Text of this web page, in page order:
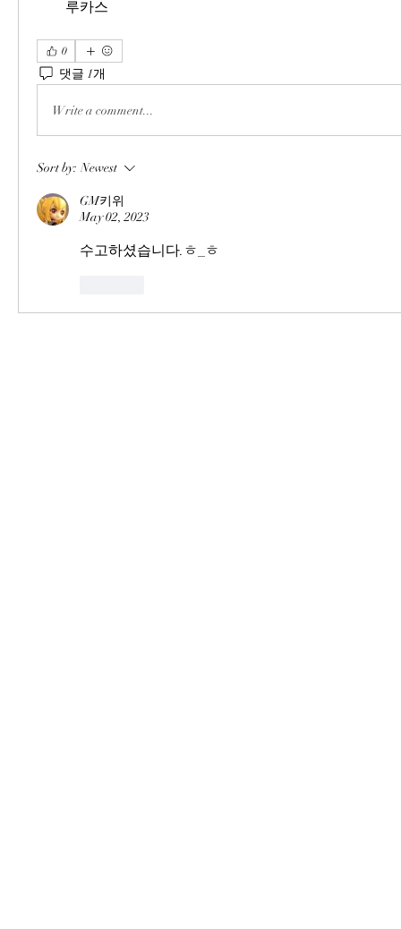
루카스
0
댓글 1개
Write a comment...
Sort by: Newest
GM키위
May 02, 2023
수고하셨습니다.ㅎ_ㅎ